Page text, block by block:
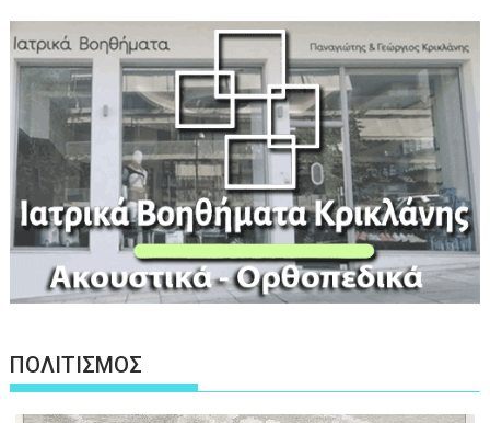
ΠΟΛΙΤΙΣΜΟΣ